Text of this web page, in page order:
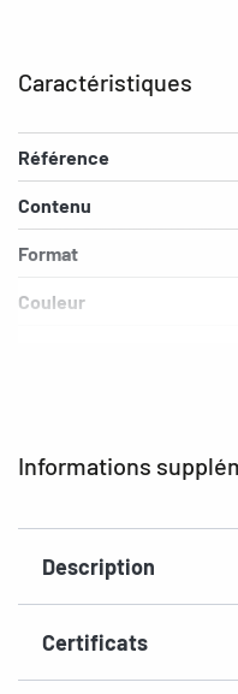
Informations
Description
Certificats
Caractéristiques
Référence
Contenu
Format
Couleur